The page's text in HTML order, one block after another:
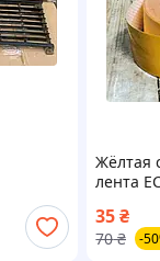
Жёлтая
лента
35₴
70 ₴ -